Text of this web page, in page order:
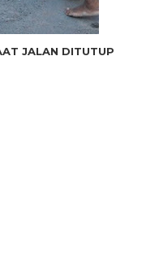
JALAN DITUTUP